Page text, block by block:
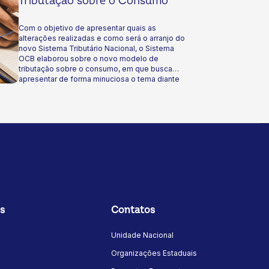
Com o objetivo de apresentar quais as
alterações realizadas e como será o arranjo do
novo Sistema Tributário Nacional, o Sistema
OCB elaborou sobre o novo modelo de
tributação sobre o consumo, em que busca
apresentar de forma minuciosa o tema diante
Contatos
Unidade Nacional
Organizações Estaduais